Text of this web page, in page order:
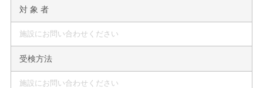
対 象 者
施設にお問い合わせください
受検方法
施設にお問い合わせください